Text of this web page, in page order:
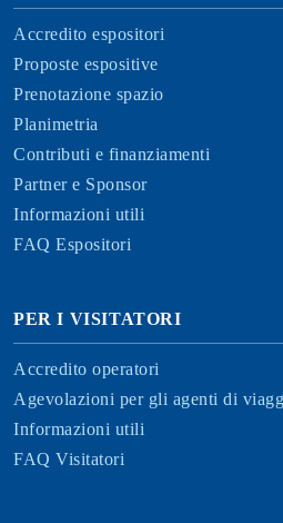
Accredito espositori
Proposte espositive
Prenotazione spazio
Planimetria
Contributi e finanziamenti
Partner e Sponsor
Informazioni utili
FAQ Espositori
PER I VISITATORI
Accredito operatori
Agevolazioni per gli agenti di
Informazioni utili
FAQ Visitatori